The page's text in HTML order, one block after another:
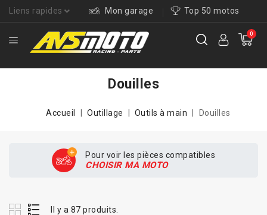
Liens rapides Mon garage Top 50 motos
0
Douilles
Accueil Outillage Outils à main Douilles
Pour voir les pièces compatibles
CHOISIR MA MOTO
Il y a 87 produits.